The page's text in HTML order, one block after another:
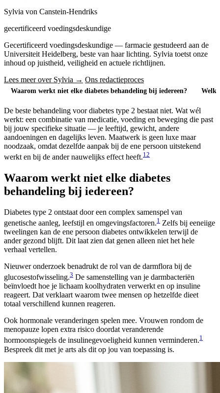
Sylvia von Canstein-Hendriks
gecertificeerd voedingsdeskundige
Gecertificeerd voedingsdeskundige — farmacie gestudeerd aan de
Universiteit Heidelberg, beste van haar lichting. Sylvia toetst onze
inhoud op juistheid, veiligheid en actuele richtlijnen.
Lees meer over Sylvia → Ons redactieproces
Waarom werkt niet elke diabetes behandeling bij iedereen?
De beste behandeling voor diabetes type 2 bestaat niet. Wat wél
werkt: een combinatie van medicatie, voeding en beweging die past
bij jouw specifieke situatie — je leeftijd, gewicht, andere
aandoeningen en dagelijks leven. Maatwerk is geen luxe maar
noodzaak, omdat dezelfde aanpak bij de ene persoon uitstekend
werkt en bij de ander nauwelijks effect heeft.1 2
Waarom werkt niet elke diabetes
behandeling bij iedereen?
Diabetes type 2 ontstaat door een complex samenspel van
genetische aanleg, leefstijl en omgevingsfactoren.1 Zelfs bij eeneiige
tweelingen kan de ene persoon diabetes ontwikkelen terwijl de
ander gezond blijft. Dit laat zien dat genen alleen niet het hele
verhaal vertellen.
Nieuwer onderzoek benadrukt de rol van de darmflora bij de
glucosestofwisseling.3 De samenstelling van je darmbacteriën
beïnvloedt hoe je lichaam koolhydraten verwerkt en op insuline
reageert. Dat verklaart waarom twee mensen op hetzelfde dieet
totaal verschillend kunnen reageren.
Ook hormonale veranderingen spelen mee. Vrouwen rondom de
menopauze lopen extra risico doordat veranderende
hormoonspiegels de insulinegevoeligheid kunnen verminderen.1
Bespreek dit met je arts als dit op jou van toepassing is.